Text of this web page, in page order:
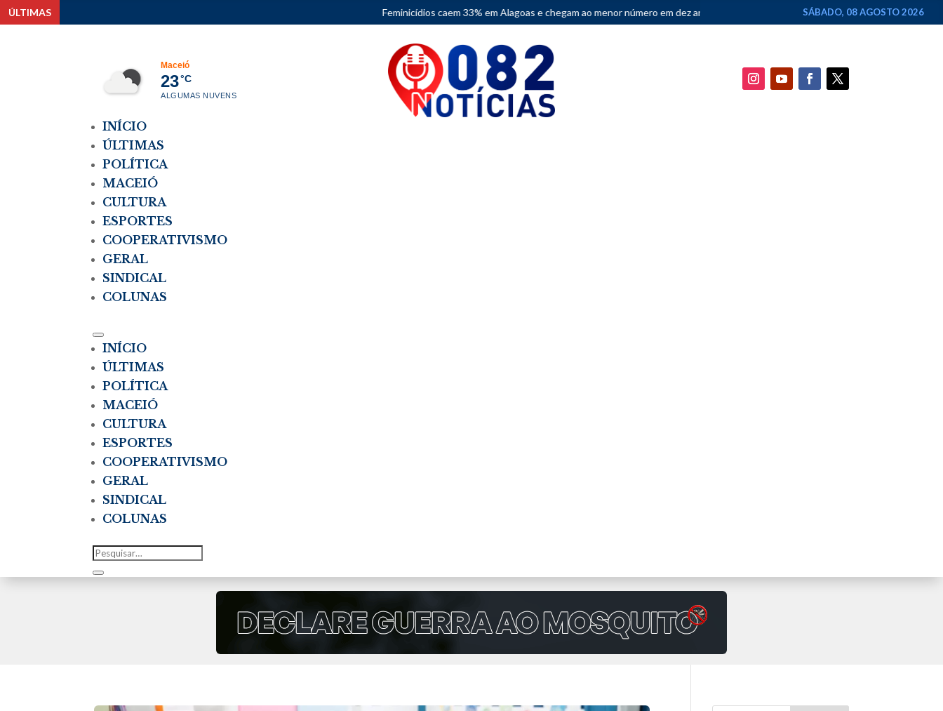
ÚLTIMAS Feminicídios caem 33% em Alagoas e chegam ao menor número em dez anos • Justiça Federal devolve à Justiça Estadual ação de R$ 4 bilhões contra
SÁBADO, 08 AGOSTO 2026
Maceió
23°C
ALGUMAS NUVENS
INÍCIO
ÚLTIMAS
POLÍTICA
MACEIÓ
CULTURA
ESPORTES
COOPERATIVISMO
GERAL
SINDICAL
COLUNAS
INÍCIO
ÚLTIMAS
POLÍTICA
MACEIÓ
CULTURA
ESPORTES
COOPERATIVISMO
GERAL
SINDICAL
COLUNAS